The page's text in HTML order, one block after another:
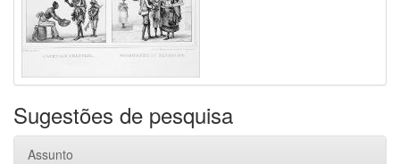
Sugestões de pesquisa
Assunto